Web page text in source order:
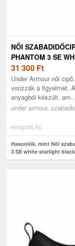
NŐI
PHANTOM 3 SE
31 300 Ft
Under Armour női
vonzzák a figyelmet.
anyagból készült,
under armour,
exisport.hu
Hasonlók, mint Női
3 SE white starlight black